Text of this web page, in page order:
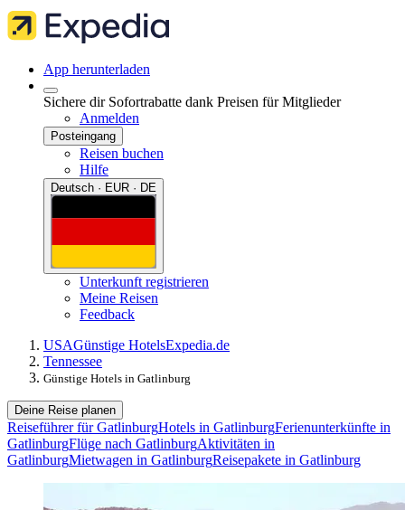
App herunterladen
Sichere dir Sofortrabatte dank Preisen für Mitglieder
Anmelden
Posteingang
Reisen buchen
Hilfe
Deutsch · EUR · DE
Unterkunft registrieren
Meine Reisen
Feedback
USAGünstige HotelsExpedia.de
Tennessee
Günstige Hotels in Gatlinburg
Deine Reise planen
Reiseführer für GatlinburgHotels in GatlinburgFerienunterkünfte in
GatlinburgFlüge nach GatlinburgAktivitäten in
GatlinburgMietwagen in GatlinburgReisepakete in Gatlinburg